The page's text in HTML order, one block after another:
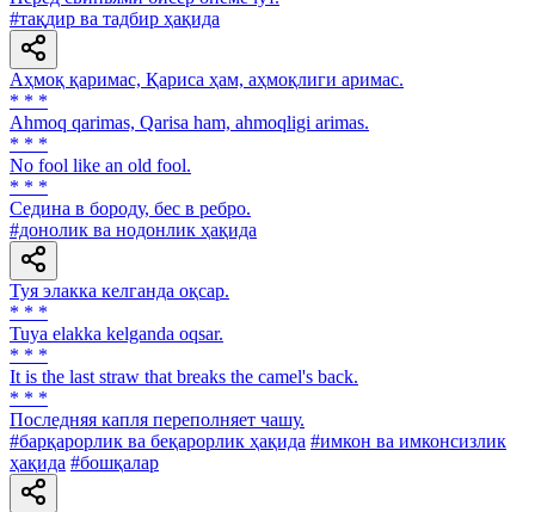
#тақдир ва тадбир ҳақида
Аҳмоқ қаримас, Қариса ҳам, аҳмоқлиги аримас.
* * *
Ahmoq qarimas, Qarisa ham, ahmoqligi arimas.
* * *
No fool like an old fool.
* * *
Седина в бороду, бес в ребро.
#донолик ва нодонлик ҳақида
Туя элакка келганда оқсар.
* * *
Tuya elakka kelganda oqsar.
* * *
It is the last straw that breaks the camel's back.
* * *
Последняя капля переполняет чашу.
#барқарорлик ва беқарорлик ҳақида #имкон ва имконсизлик
ҳақида #бошқалар